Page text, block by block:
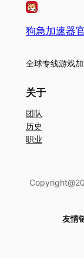
狗急加速器
全球专线游戏
关于
团队
历史
职业
友情